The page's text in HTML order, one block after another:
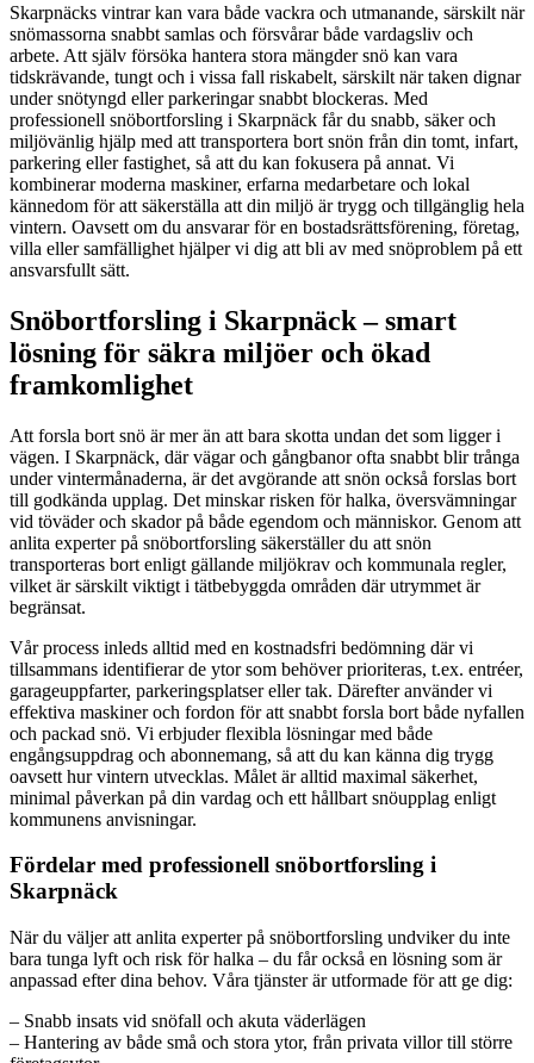
Skarpnäcks vintrar kan vara både vackra och utmanande, särskilt när
snömassorna snabbt samlas och försvårar både vardagsliv och
arbete. Att själv försöka hantera stora mängder snö kan vara
tidskrävande, tungt och i vissa fall riskabelt, särskilt när taken dignar
under snötyngd eller parkeringar snabbt blockeras. Med
professionell snöbortforsling i Skarpnäck får du snabb, säker och
miljövänlig hjälp med att transportera bort snön från din tomt, infart,
parkering eller fastighet, så att du kan fokusera på annat. Vi
kombinerar moderna maskiner, erfarna medarbetare och lokal
kännedom för att säkerställa att din miljö är trygg och tillgänglig hela
vintern. Oavsett om du ansvarar för en bostadsrättsförening, företag,
villa eller samfällighet hjälper vi dig att bli av med snöproblem på ett
ansvarsfullt sätt.
Snöbortforsling i Skarpnäck – smart
lösning för säkra miljöer och ökad
framkomlighet
Att forsla bort snö är mer än att bara skotta undan det som ligger i
vägen. I Skarpnäck, där vägar och gångbanor ofta snabbt blir trånga
under vintermånaderna, är det avgörande att snön också forslas bort
till godkända upplag. Det minskar risken för halka, översvämningar
vid töväder och skador på både egendom och människor. Genom att
anlita experter på snöbortforsling säkerställer du att snön
transporteras bort enligt gällande miljökrav och kommunala regler,
vilket är särskilt viktigt i tätbebyggda områden där utrymmet är
begränsat.
Vår process inleds alltid med en kostnadsfri bedömning där vi
tillsammans identifierar de ytor som behöver prioriteras, t.ex. entréer,
garageuppfarter, parkeringsplatser eller tak. Därefter använder vi
effektiva maskiner och fordon för att snabbt forsla bort både nyfallen
och packad snö. Vi erbjuder flexibla lösningar med både
engångsuppdrag och abonnemang, så att du kan känna dig trygg
oavsett hur vintern utvecklas. Målet är alltid maximal säkerhet,
minimal påverkan på din vardag och ett hållbart snöupplag enligt
kommunens anvisningar.
Fördelar med professionell snöbortforsling i
Skarpnäck
När du väljer att anlita experter på snöbortforsling undviker du inte
bara tunga lyft och risk för halka – du får också en lösning som är
anpassad efter dina behov. Våra tjänster är utformade för att ge dig:
– Snabb insats vid snöfall och akuta väderlägen
– Hantering av både små och stora ytor, från privata villor till större